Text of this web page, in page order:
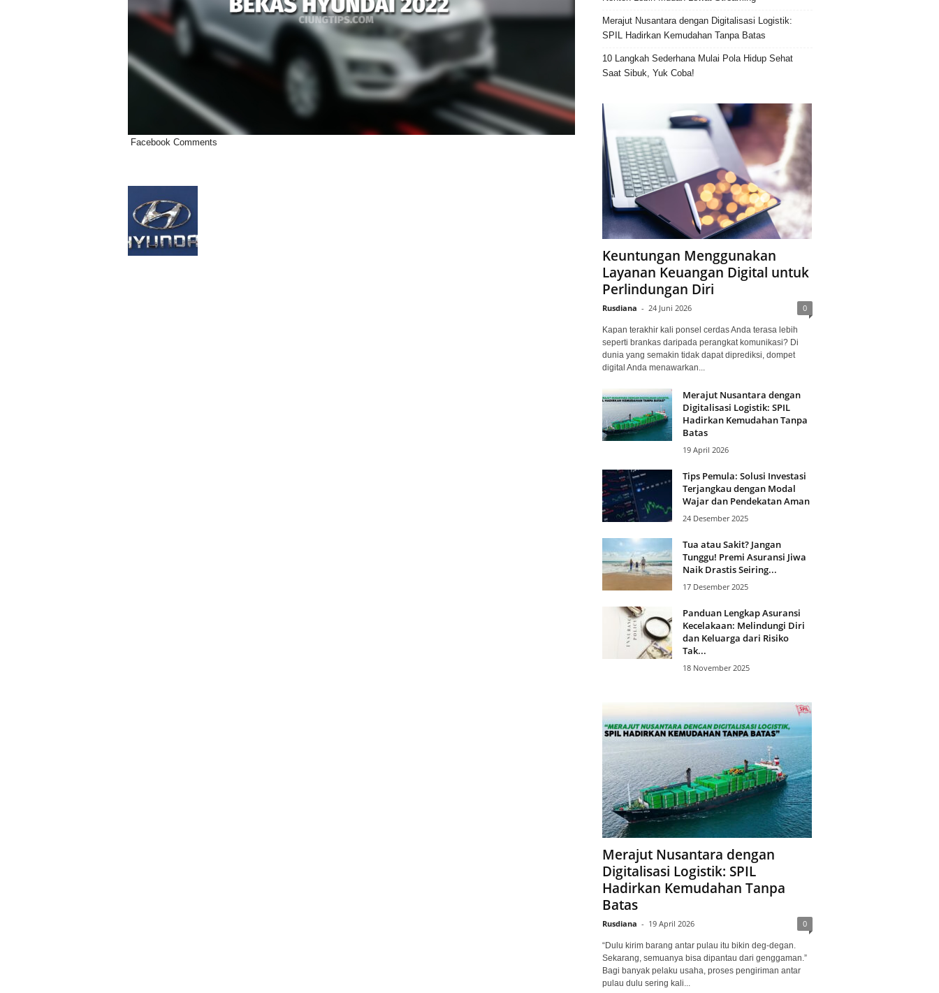
Facebook Comments
Merajut Nusantara dengan Digitalisasi Logistik:
SPIL Hadirkan Kemudahan Tanpa Batas
10 Langkah Sederhana Mulai Pola Hidup Sehat
Saat Sibuk, Yuk Coba!
Keuntungan Menggunakan
Layanan Keuangan Digital untuk
Perlindungan Diri
Rusdiana - 24 Juni 2026 0
Kapan terakhir kali ponsel cerdas Anda terasa lebih
seperti brankas daripada perangkat komunikasi? Di
dunia yang semakin tidak dapat diprediksi, dompet
digital Anda menawarkan...
Merajut Nusantara dengan
Digitalisasi Logistik: SPIL
Hadirkan Kemudahan Tanpa
Batas
19 April 2026
Tips Pemula: Solusi Investasi
Terjangkau dengan Modal
Wajar dan Pendekatan Aman
24 Desember 2025
Tua atau Sakit? Jangan
Tunggu! Premi Asuransi Jiwa
Naik Drastis Seiring...
17 Desember 2025
Panduan Lengkap Asuransi
Kecelakaan: Melindungi Diri
dan Keluarga dari Risiko
Tak...
18 November 2025
Merajut Nusantara dengan
Digitalisasi Logistik: SPIL
Hadirkan Kemudahan Tanpa
Batas
Rusdiana - 19 April 2026 0
“Dulu kirim barang antar pulau itu bikin deg-degan.
Sekarang, semuanya bisa dipantau dari genggaman.”
Bagi banyak pelaku usaha, proses pengiriman antar
pulau dulu sering kali...